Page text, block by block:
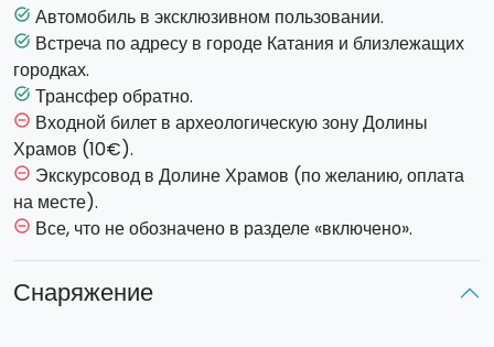
8.45: Отправление вАгриджентодля посещения
потрясающей археологической зоныВалле дей
Темпли.
13.00: Обед.
14.00: Посещение Лестницы Турков (Скала деи Турки),
одного из самых известных пляжей Сицилии благодаря
своей неповторимой красоте. Холмы лестницы состоят
из известняковых скал и белой глины, что придает
ландшафту неповторимый шарм. Летом у вас будет
чистых водах,
Турки.
task_alt Автомобиль в эксклюзивном пользовании.
task_alt Встреча по адресу в городе Катания и близлежащих
городках.
task_alt Трансфер обратно.
remove_circle_outline Входной билет в археологическую зону Долины
Храмов (10€).
remove_circle_outline Экскурсовод в Долине Храмов (по желанию, оплата
на месте).
remove_circle_outline Все, что не обозначено в разделе «включено».
Снаряжение